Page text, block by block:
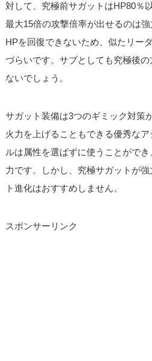
対して、究極前サガットはHP80％
最大15倍の攻撃倍率が出せるのは
HPを回復できないため、似たリー
づらいです。サブとしても究極後
ないでしょう。
サガット装備は3つのギミック対策
火力を上げることもできる優秀な
ルは属性を選ばずに使うことがで
力です。しかし、究極サガットが
ト進化はおすすめしません。
スポンサーリンク